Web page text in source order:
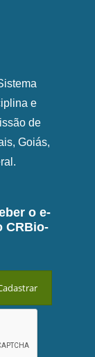
e
de
Goiás,
o e-
CRBio-